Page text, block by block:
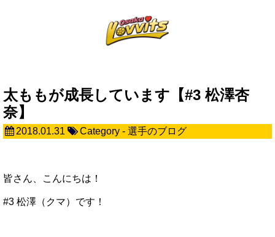
太ももが成長しています【#3 松澤杏
奈】
2018.01.31 Category - 選手のブログ
皆さん、こんにちは！
#3 松澤（クマ）です！